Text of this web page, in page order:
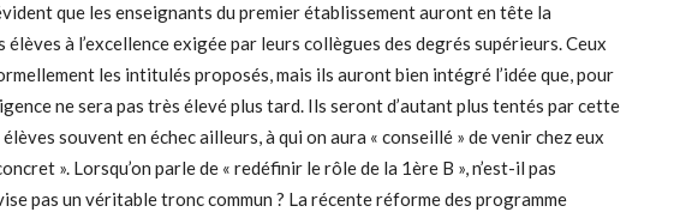
que les enseignants du premier établissement auront en tête la
à l’excellence exigée par leurs collègues des degrés supérieurs. Ceux
les intitulés proposés, mais ils auront bien intégré l’idée que, pour
ne sera pas très élevé plus tard. Ils seront d’autant plus tentés par cette
souvent en échec ailleurs, à qui on aura « conseillé » de venir chez eux
». Lorsqu’on parle de « redéfinir le rôle de la 1ère B », n’est-il pas
pas un véritable tronc commun ? La récente réforme des programme